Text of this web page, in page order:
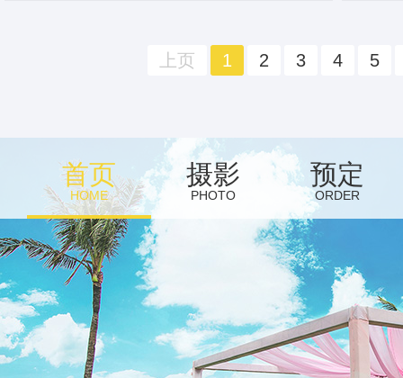
上页 1 2 3 4 5
首页
HOME
摄影
PHOTO
预定
ORDER